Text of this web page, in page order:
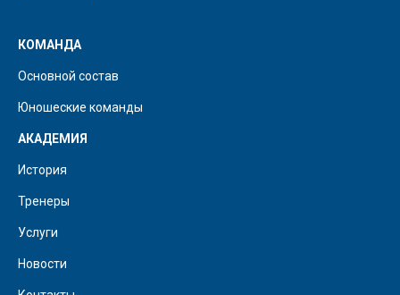
КОМАНДА
Основной состав
Юношеские команды
АКАДЕМИЯ
История
Тренеры
Услуги
Новости